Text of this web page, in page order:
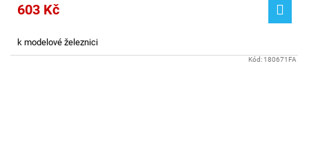
603 Kč
k modelové železnici
Kód: 180671FA